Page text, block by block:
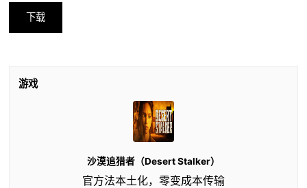
下载
游戏
沙漠追猎者（Desert Stalker）
官方法本土化，零变成本传输